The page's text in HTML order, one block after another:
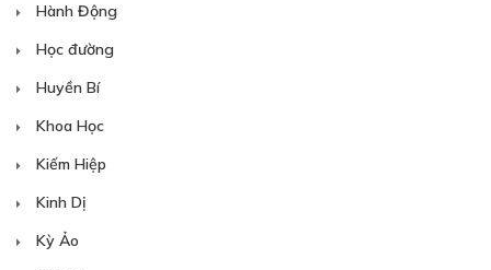
Hành Động
Học đường
Huyền Bí
Khoa Học
Kiếm Hiệp
Kinh Dị
Kỳ Ảo